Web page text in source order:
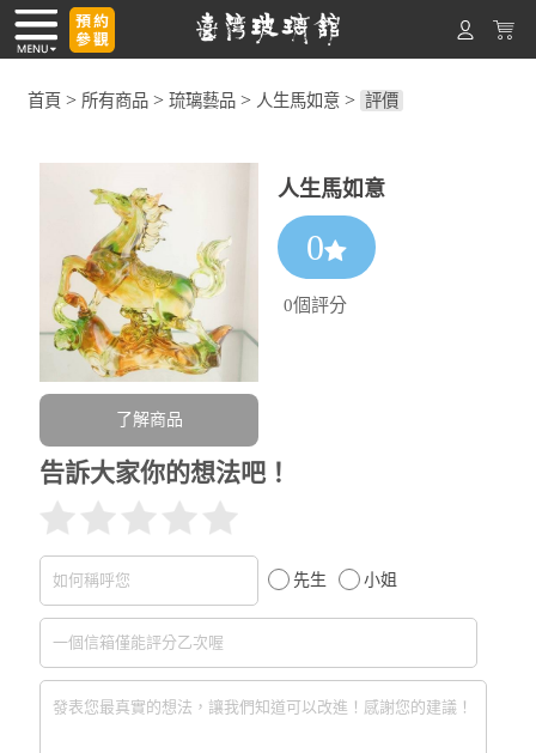
首頁 > 所有商品 >琉璃藝品 > 人生馬如意 > 評價
人生馬如意
0
0個評分
了解商品
告訴大家你的想法吧！
先生 小姐